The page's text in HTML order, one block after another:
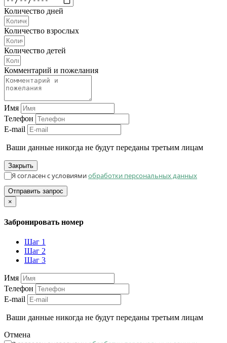
Количество дней
Количество взрослых
Количество детей
Комментарий и пожелания
Имя
Телефон
E-mail
Ваши данные никогда не будут переданы третьим лицам
Закрыть
Я согласен с условиямиобработки персональных данных
Отправить запрос
×
Забронировать номер
Шаг 1
Шаг 2
Шаг 3
Имя
Телефон
E-mail
Ваши данные никогда не будут переданы третьим лицам
Отмена